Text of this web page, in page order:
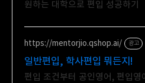
원하는 대학으로 편입 성공하기
https://mentorjio.qshop.ai/ 광고
일반편입, 학사편입 뭐든지!
편입 조건부터 공인영어, 편입